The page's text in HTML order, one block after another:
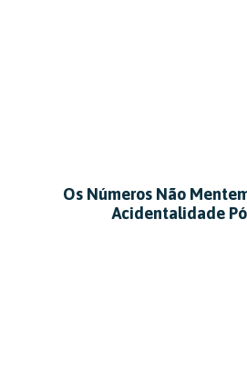
Os Números Não
Acidentalidade